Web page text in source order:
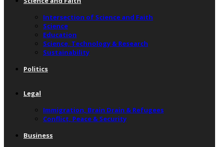
Intersection of Science and Faith
Science
Education
Science, Technology & Research
Sustainability
Politics
Legal
Immigration, Brain Drain & Refugees
Conflict, Peace & Security
Business